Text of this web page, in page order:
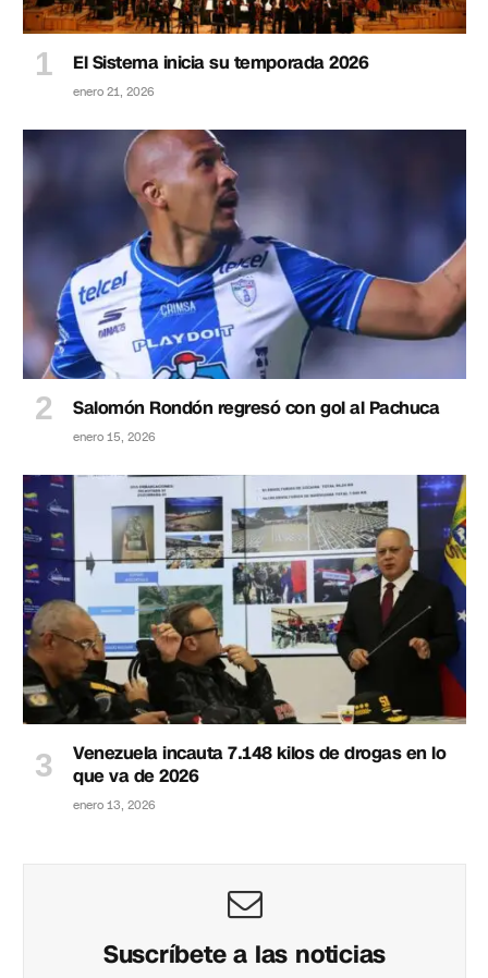
El Sistema inicia su temporada 2026
enero 21, 2026
Salomón Rondón regresó con gol al Pachuca
enero 15, 2026
Venezuela incauta 7.148 kilos de drogas en lo
que va de 2026
enero 13, 2026
Suscríbete a las noticias